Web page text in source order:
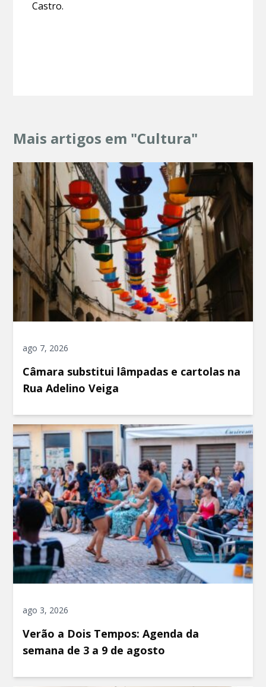
Castro.
Mais artigos em "Cultura"
ago 7, 2026
Câmara substitui lâmpadas e cartolas na
Rua Adelino Veiga
ago 3, 2026
Verão a Dois Tempos: Agenda da
semana de 3 a 9 de agosto